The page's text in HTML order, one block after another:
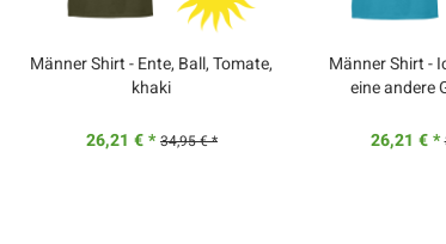
Männer Shirt - Ente, Ball, Tomate,
khaki
26,21 € * 34,95 € *
Männer Shirt -
eine andere
26,21 € *